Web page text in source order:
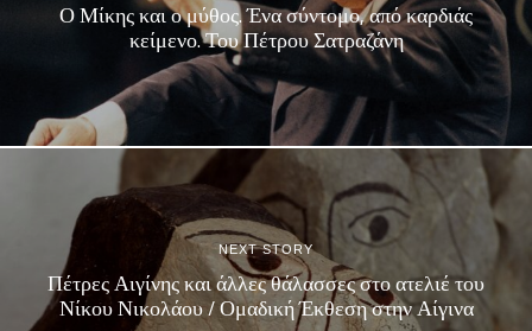
Ο Μίκης και ο μύθος. Ένα σύντομο, από καρδιάς
κείμενο. Του Πέτρου Σατραζάνη
NEXT STORY
Πέτρες Αιγίνης και άλλες θάλασσες στο ατελιέ του
Νίκου Νικολάου / Ομαδική Έκθεση στην Αίγινα